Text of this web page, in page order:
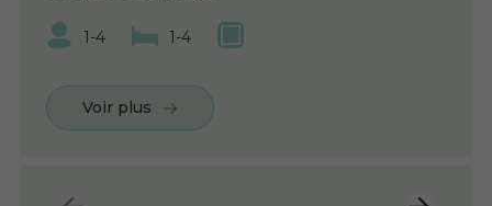
1-4 1-4
Voir plus